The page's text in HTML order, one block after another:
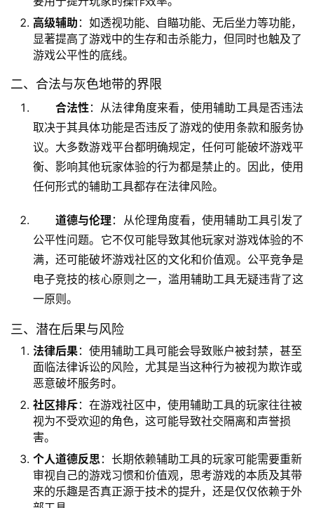
高级辅助 ：如透视功能、自瞄功能、无后坐力等功能，
显著提高了游戏中的生存和击杀能力，但同时也触及了
游戏公平性的底线。
二、合法与灰色地带的界限
合法性 ：从法律角度来看，使用辅助工具是否违法
取决于其具体功能是否违反了游戏的使用条款和服务协
议。大多数游戏平台都明确规定，任何可能破坏游戏平
衡、影响其他玩家体验的行为都是禁止的。因此，使用
任何形式的辅助工具都存在法律风险。
道德与伦理 ：从伦理角度看，使用辅助工具引发了
公平性问题。它不仅可能导致其他玩家对游戏体验的不
满，还可能破坏游戏社区的文化和价值观。公平竞争是
电子竞技的核心原则之一，滥用辅助工具无疑违背了这
一原则。
三、潜在后果与风险
法律后果：使用辅助工具可能会导致账户被封禁，甚至
面临法律诉讼的风险，尤其是当这种行为被视为欺诈或
恶意破坏服务时。
社区排斥：在游戏社区中，使用辅助工具的玩家往往被
视为不受欢迎的角色，这可能导致社交隔离和声誉损
害。
个人道德反思 ：长期依赖辅助工具的玩家可能需要重新
审视自己的游戏习惯和价值观，思考游戏的本质及其带
来的乐趣是否真正源于技术的提升，还是仅仅依赖于外